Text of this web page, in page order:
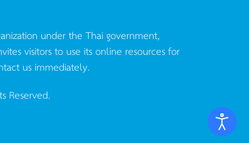
under the Thai government,
visitors to use its online resources for
us immediately.
Reserved.